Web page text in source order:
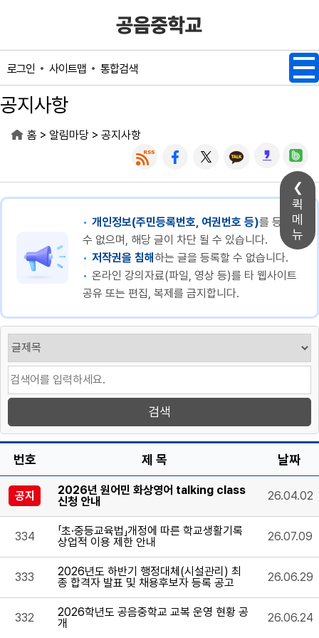
퀵
메
뉴
로그인 사이트맵 통합검색
공지사항
홈 > 알림마당 > 공지사항
개인정보(주민등록번호, 여권번호 등)를 등록할
수 없으며, 해당 글이 차단 될 수 있습니다.
저작권을 침해하는 글을 등록할 수 없습니다.
온라인 강의자료(파일, 영상 등)를 타 웹사이트
공유 또는 편집, 복제를 금지합니다.
번호 제 목 날짜
공지
2026년 원어민 화상영어 talking class
신청 안내
26.04.02
334
「초·중등교육법」개정에 따른 학교생활기록
상업적 이용 제한 안내
26.07.09
333
2026년도 하반기 행정대체(시설관리) 최
종 합격자 발표 및 채용후보자 등록 공고
26.06.29
332
2026학년도 공음중학교 교복 운영 현황 공
개
26.06.24